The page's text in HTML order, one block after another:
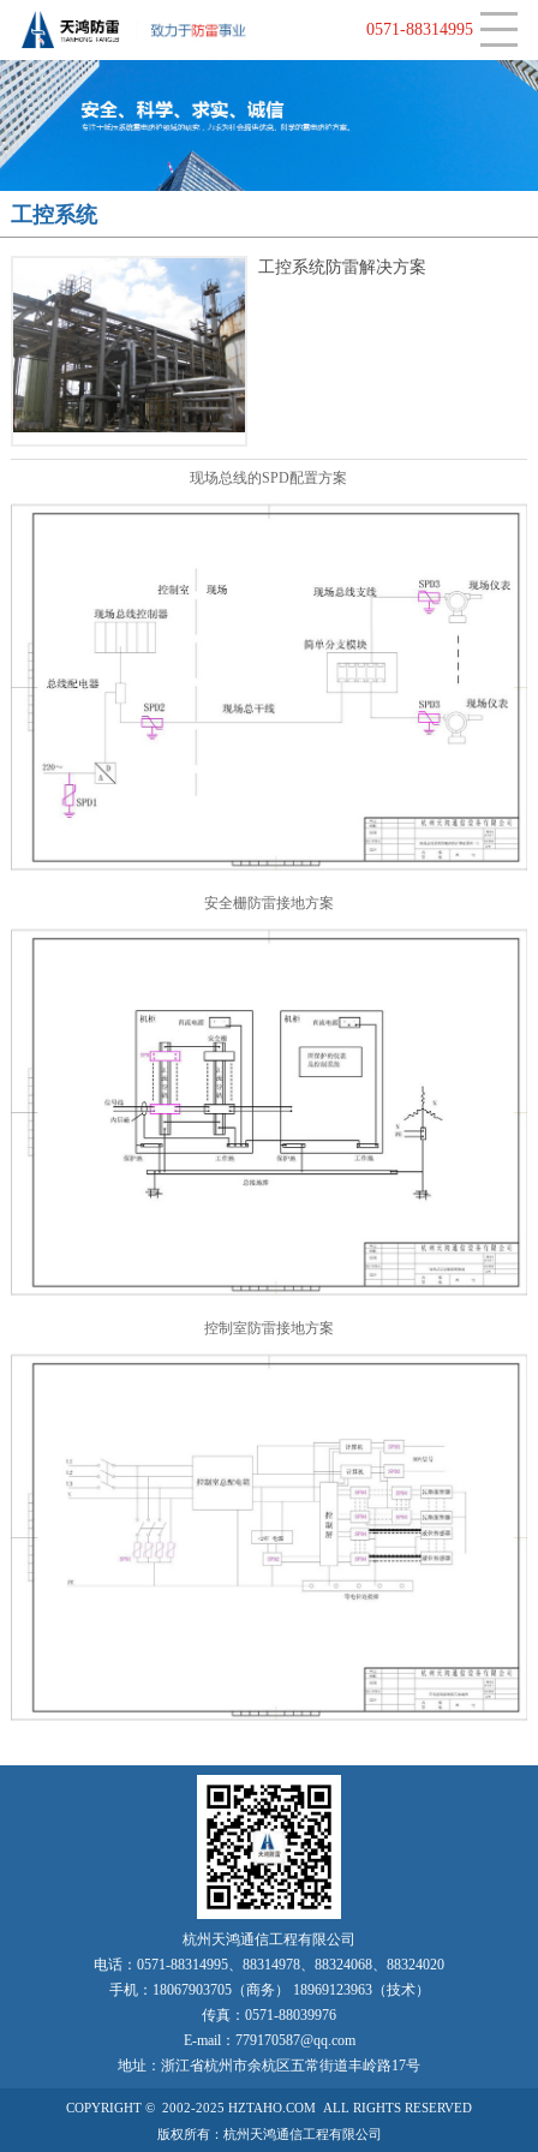
0571-88314995
监控类防雷器
天馈防雷器
中波防雷器
工控防雷器
新能源防雷产品
接地产品
智能在线监测防雷
视频监控
电源系统
大地网接地
消控报警系统
LED显示屏防雷
行业动态
CLOSE
工控系统
工控系统防雷解决方案
现场总线的SPD配置方案
安全栅防雷接地方案
控制室防雷接地方案
杭州天鸿通信工程有限公司
电话： 0571-88314995、 88314978、 88324068、 88324020
手机： 18067903705（商务） 18969123963（技术）
传真： 0571-88039976
E-mail：779170587@qq.com
地址：浙江省杭州市余杭区五常街道丰岭路17号
COPYRIGHT © 2002-2025 HZTAHO.COM ALL RIGHTS RESERVED
版权所有：杭州天鸿通信工程有限公司